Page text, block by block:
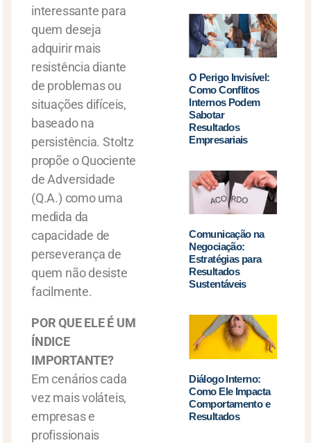
interessante para
quem deseja
adquirir mais
resistência diante
de problemas ou
situações difíceis,
baseado na
persistência. Stoltz
propõe o Quociente
de Adversidade
(Q.A.) como uma
medida da
capacidade de
perseverança de
quem não desiste
facilmente.
POR QUE ELE É UM
ÍNDICE
IMPORTANTE?
Em cenários cada
vez mais voláteis,
empresas e
profissionais
O Perigo Invisível:
Como Conflitos
Internos Podem
Sabotar
Resultados
Empresariais
Comunicação na
Negociação:
Estratégias para
Resultados
Sustentáveis
Diálogo Interno:
Como Ele Impacta
Comportamento e
Resultados